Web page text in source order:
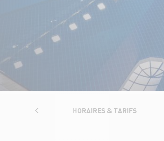
HORAIRES & TARIFS